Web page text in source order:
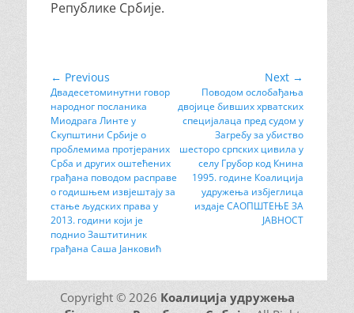
Републике Србије.
Кретање
чланка
← Previous
Previous
post:
Двадесетоминутни говор
народног посланика
Миодрага Линте у
Скупштини Србије о
проблемима протјераних
Срба и других оштећених
грађана поводом расправе
о годишњем извјештају за
стање људских права у
2013. години који је
поднио Заштитиник
грађана Саша Јанковић
Next →
post:
Повoдом ослобађања
двојице бивших хрватских
специјалаца пред судом у
Загребу за убиство
шесторо српских цивила у
селу Грубор код Книна
1995. године Коалиција
удружења избјеглица
издаје САОПШТЕЊЕ ЗА
ЈАВНОСТ
Copyright © 2026 Коалиција удружења